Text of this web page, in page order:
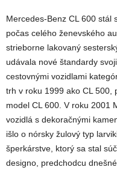
Mercedes-Benz CL 600 stál
počas celého ženevského
strieborne lakovaný
udávala nové štandardy
cestovnými vozidlami
trh v roku 1999 ako CL 500,
model CL 600. V roku 2001
vozidlá s dekoračnými
išlo o nórsky žulový typ
šperkárstve, ktorý sa stal
designo, predchodcu